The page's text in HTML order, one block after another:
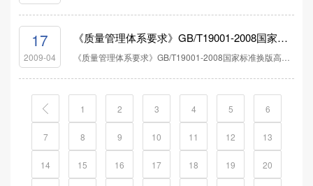
17
2009-04
《质量管理体系要求》GB/T19001-2008国家标准换版高级研讨班成功举办
1 2 3 4 5 6
7 8 9 10 11 12 13
14 15 16 17 18 19 20